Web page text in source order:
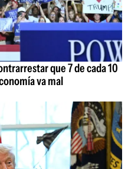
que 7 de cada 10
va mal